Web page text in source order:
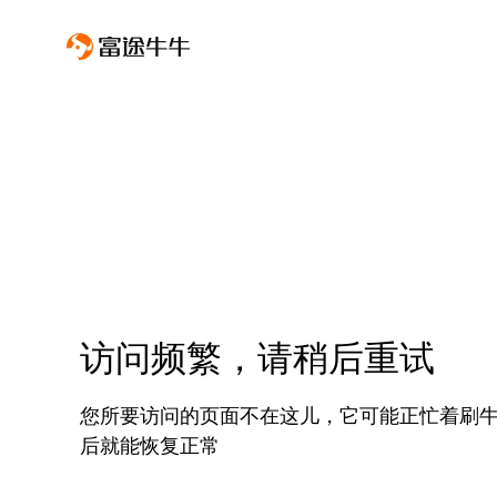
访问频繁，请稍后重试
您所要访问的页面不在这儿，它可能正忙着刷
后就能恢复正常